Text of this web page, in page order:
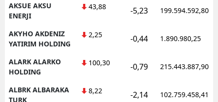
AKSUE AKSU
ENERJI
43,88 -5,23 199.594.592,80
AKYHO AKDENIZ
YATIRIM HOLDING
2,25 -0,44 1.890.980,25
ALARK ALARKO
HOLDING
100,30 -0,79 215.443.887,90
ALBRK ALBARAKA
TURK
8,22 -2,14 102.759.458,41